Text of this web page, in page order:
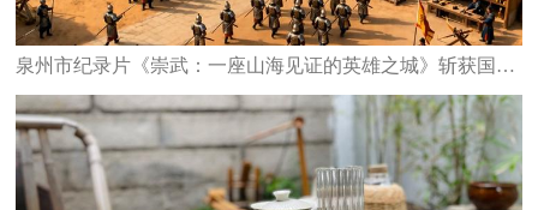
泉州市纪录片《崇武：一座山海见证的英雄之城》斩获国家级大奖